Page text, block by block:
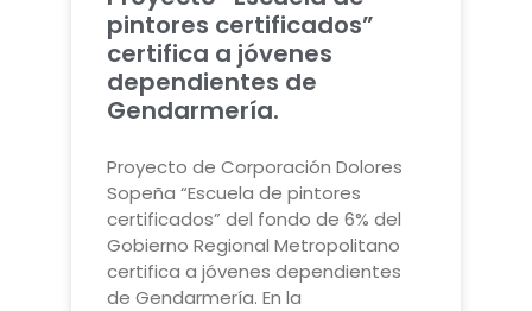
pintores certificados”
certifica a jóvenes
dependientes de
Gendarmería.
Proyecto de Corporación Dolores
Sopeña “Escuela de pintores
certificados” del fondo de 6% del
Gobierno Regional Metropolitano
certifica a jóvenes dependientes
de Gendarmería. En la